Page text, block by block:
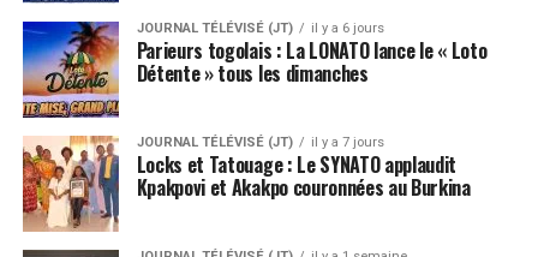
JOURNAL TÉLÉVISÉ (JT) il y a 6 jours
Parieurs togolais : La LONATO lance le « Loto
Détente » tous les dimanches
JOURNAL TÉLÉVISÉ (JT) il y a 7 jours
Locks et Tatouage : Le SYNATO applaudit
Kpakpovi et Akakpo couronnées au Burkina